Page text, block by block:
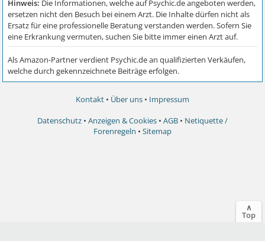
Kontakt • Über uns • Impressum
Datenschutz • Anzeigen & Cookies • AGB • Netiquette /
Forenregeln • Sitemap
∧
Top